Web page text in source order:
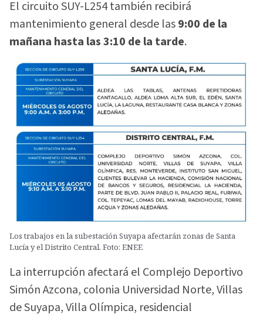
El circuito SUY-L254 también recibirá
mantenimiento general desde las9:00 de la
mañana hasta las 3:10 de la tarde.
Los trabajos en la subestación Suyapa afectarán zonas de Santa
Lucía y el Distrito Central. Foto: ENEE
La interrupción afectará el Complejo Deportivo
Simón Azcona, colonia Universidad Norte, Villas
de Suyapa, Villa Olímpica, residencial